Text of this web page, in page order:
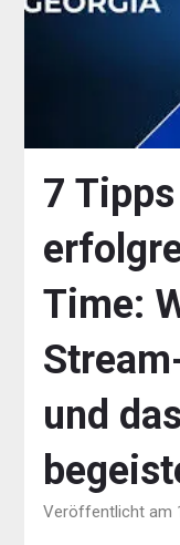
7
Time:
und
Veröffentlicht am